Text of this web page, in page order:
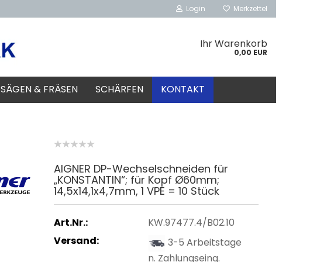
Login Merkzettel
Ihr Warenkorb
0,00 EUR
SÄGEN & FRÄSEN SCHÄRFEN KONTAKT
AIGNER DP-Wechselschneiden für
„KONSTANTIN“; für Kopf Ø60mm;
14,5x14,1x4,7mm, 1 VPE = 10 Stück
Art.Nr.:
KW.97477.4/B02.10
Versand:
3-5 Arbeitstage
n. Zahlungseing.